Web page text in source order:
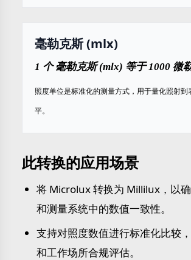
毫勒克斯 (mlx)
1 个 毫勒克斯 (mlx) 等于 1000 微
照度单位是标准化的测量方式，用于量化照射到
平。
此转换的应用场景
将 Microlux 转换为 Millilux，以
和测量系统中的数值一致性。
支持对照度数值进行标准化比较
和工作场所合规评估。